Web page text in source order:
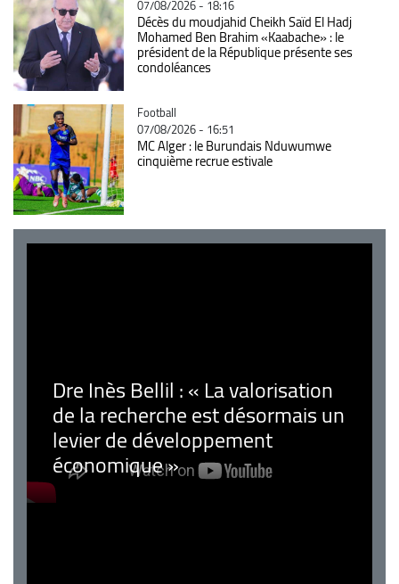
07/08/2026 - 18:16
Décès du moudjahid Cheikh Saïd El Hadj
Mohamed Ben Brahim «Kaabache» : le
président de la République présente ses
condoléances
Catégorie
Football
07/08/2026 - 16:51
MC Alger : le Burundais Nduwumwe
cinquième recrue estivale
Dre Inès Bellil : « La valorisation
de la recherche est désormais un
levier de développement
économique »